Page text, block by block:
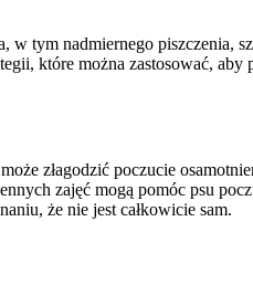
tym nadmiernego piszczenia,
które można zastosować,
złagodzić poczucie
zajęć mogą pomóc psu
że nie jest całkowicie sam.